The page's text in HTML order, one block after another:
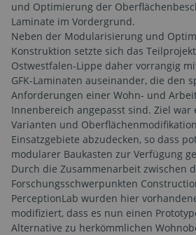
und Optimierung der
Laminate im Vordergrund.
Neben der Modularisierung und
Konstruktion setzte sich das
Ostwestfalen-Lippe daher vorrangig
GFK-Laminaten auseinander, die den
Anforderungen einer Wohn- und
Innenbereich angepasst sind. Ziel war
Varianten und
Einsatzgebiete abzudecken, so dass
modularer Baukasten zur Verfügung
Durch die Zusammenarbeit zwischen
Forschungsschwerpunkten
PerceptionLab wurden hier
modifiziert, dass es nun einen
Alternative zu herkömmlichen